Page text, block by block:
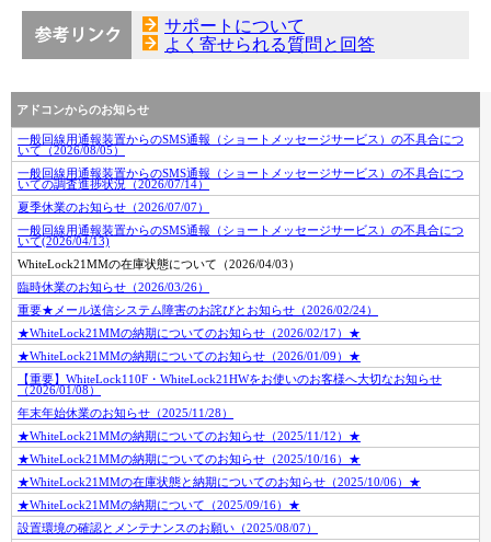
サポートについて
よく寄せられる質問と回答
アドコンからのお知らせ
一般回線用通報装置からのSMS通報（ショートメッセージサービス）の不具合につ
いて（2026/08/05）
一般回線用通報装置からのSMS通報（ショートメッセージサービス）の不具合につ
いての調査進捗状況（2026/07/14）
夏季休業のお知らせ（2026/07/07）
一般回線用通報装置からのSMS通報（ショートメッセージサービス）の不具合につ
いて(2026/04/13)
WhiteLock21MMの在庫状態について（2026/04/03）
臨時休業のお知らせ（2026/03/26）
重要★メール送信システム障害のお詫びとお知らせ（2026/02/24）
★WhiteLock21MMの納期についてのお知らせ（2026/02/17）★
★WhiteLock21MMの納期についてのお知らせ（2026/01/09）★
【重要】WhiteLock110F・WhiteLock21HWをお使いのお客様へ大切なお知らせ
（2026/01/08）
年末年始休業のお知らせ（2025/11/28）
★WhiteLock21MMの納期についてのお知らせ（2025/11/12）★
★WhiteLock21MMの納期についてのお知らせ（2025/10/16）★
★WhiteLock21MMの在庫状態と納期についてのお知らせ（2025/10/06）★
★WhiteLock21MMの納期について（2025/09/16）★
設置環境の確認とメンテナンスのお願い（2025/08/07）